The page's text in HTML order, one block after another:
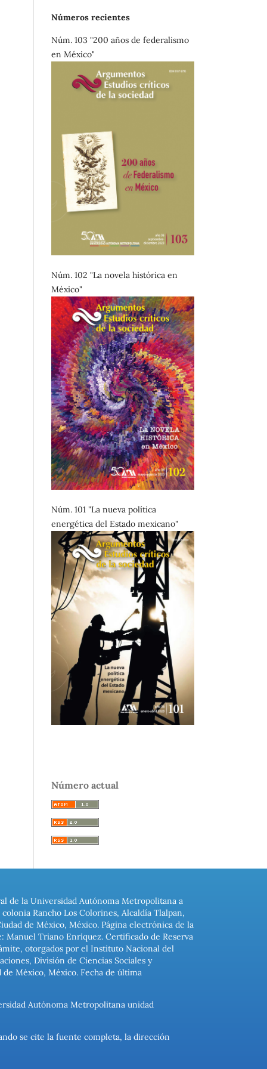
Números recientes
Núm. 103 "200 años de federalismo
en México"
Núm. 102 "La novela histórica en
México"
Núm. 101 "La nueva política
energética del Estado mexicano"
Número actual
de la Universidad Autónoma Metropolitana a
Rancho Los Colorines, Alcaldía Tlalpan,
de México, México. Página electrónica de la
Triano Enríquez. Certificado de Reserva
otorgados por el Instituto Nacional del
División de Ciencias Sociales y
de México, México. Fecha de última
Autónoma Metropolitana unidad
se cite la fuente completa, la dirección